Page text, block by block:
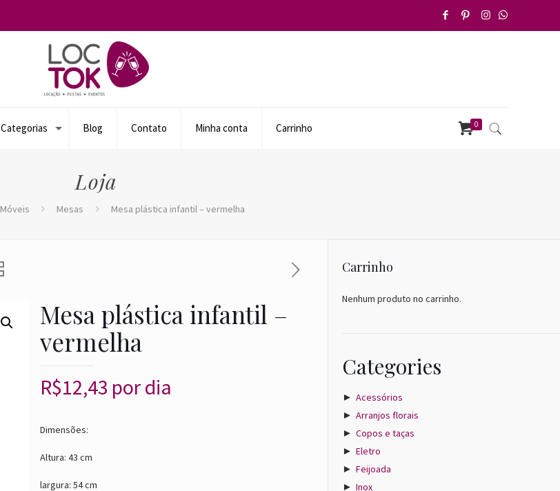
Categorias Blog Contato Minha conta Carrinho 0
Loja
Móveis Mesas Mesa plástica infantil – vermelha
Mesa plástica infantil –
vermelha
R$12,43 por dia
Dimensões:
Altura: 43 cm
largura: 54 cm
Carrinho
Nenhum produto no carrinho.
Categories
► Acessórios
► Arranjos florais
► Copos e taças
► Eletro
► Feijoada
► Inox